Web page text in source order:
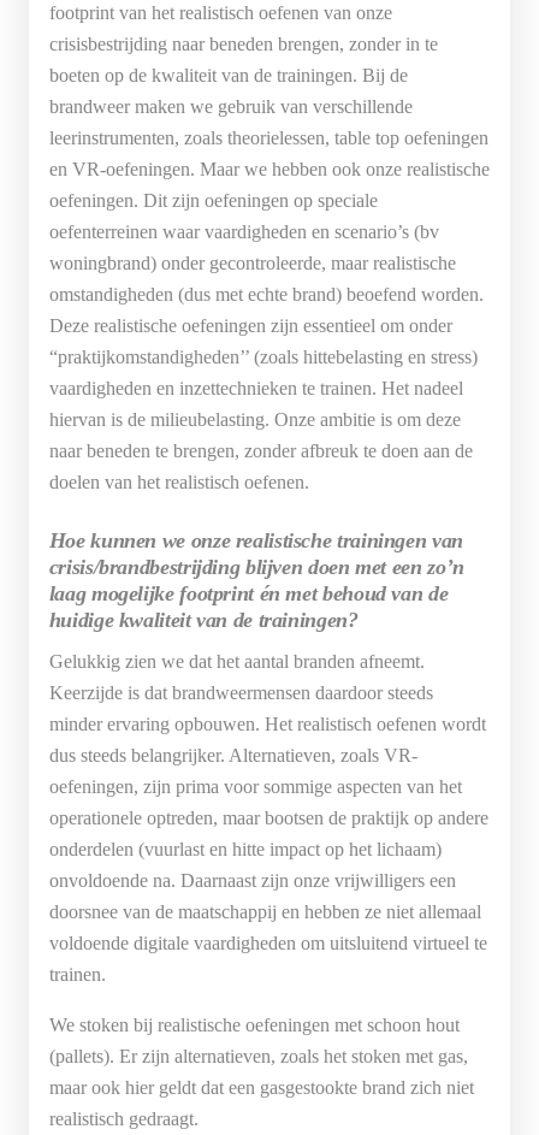
footprint van het realistisch oefenen van onze
crisisbestrijding naar beneden brengen, zonder in te
boeten op de kwaliteit van de trainingen. Bij de
brandweer maken we gebruik van verschillende
leerinstrumenten, zoals theorielessen, table top oefeningen
en VR-oefeningen. Maar we hebben ook onze realistische
oefeningen. Dit zijn oefeningen op speciale
oefenterreinen waar vaardigheden en scenario’s (bv
woningbrand) onder gecontroleerde, maar realistische
omstandigheden (dus met echte brand) beoefend worden.
Deze realistische oefeningen zijn essentieel om onder
“praktijkomstandigheden’’ (zoals hittebelasting en stress)
vaardigheden en inzettechnieken te trainen. Het nadeel
hiervan is de milieubelasting. Onze ambitie is om deze
naar beneden te brengen, zonder afbreuk te doen aan de
doelen van het realistisch oefenen.
Hoe kunnen we onze realistische trainingen van
crisis/brandbestrijding blijven doen met een zo’n
laag mogelijke footprint én met behoud van de
huidige kwaliteit van de trainingen?
Gelukkig zien we dat het aantal branden afneemt.
Keerzijde is dat brandweermensen daardoor steeds
minder ervaring opbouwen. Het realistisch oefenen wordt
dus steeds belangrijker. Alternatieven, zoals VR-
oefeningen, zijn prima voor sommige aspecten van het
operationele optreden, maar bootsen de praktijk op andere
onderdelen (vuurlast en hitte impact op het lichaam)
onvoldoende na. Daarnaast zijn onze vrijwilligers een
doorsnee van de maatschappij en hebben ze niet allemaal
voldoende digitale vaardigheden om uitsluitend virtueel te
trainen.
We stoken bij realistische oefeningen met schoon hout
(pallets). Er zijn alternatieven, zoals het stoken met gas,
maar ook hier geldt dat een gasgestookte brand zich niet
realistisch gedraagt.